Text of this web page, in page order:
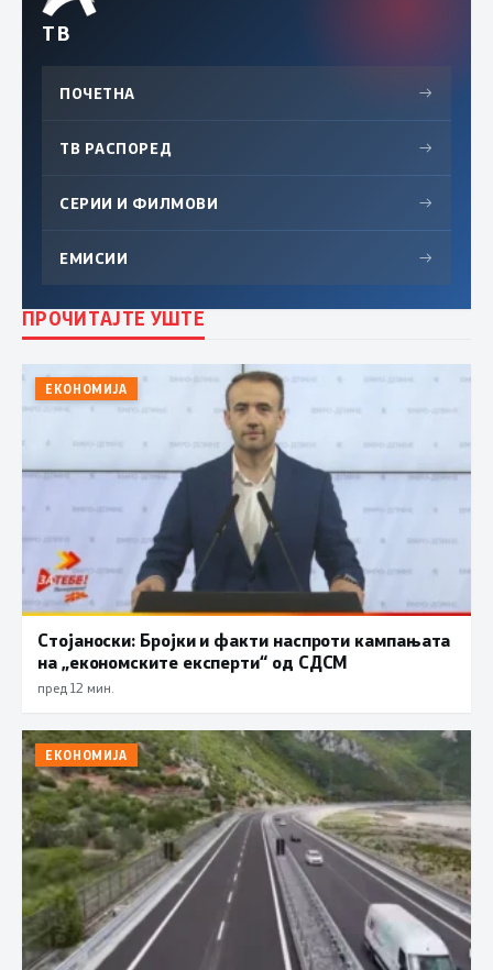
ТВ
ПОЧЕТНА →
ТВ РАСПОРЕД →
СЕРИИ И ФИЛМОВИ →
ЕМИСИИ →
ПРОЧИТАЈТЕ УШТЕ
ЕКОНОМИЈА
Стојаноски: Бројки и факти наспроти кампањата
на „економските експерти“ од СДСM
пред 12 мин.
ЕКОНОМИЈА